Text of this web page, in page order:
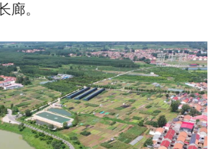
廊。